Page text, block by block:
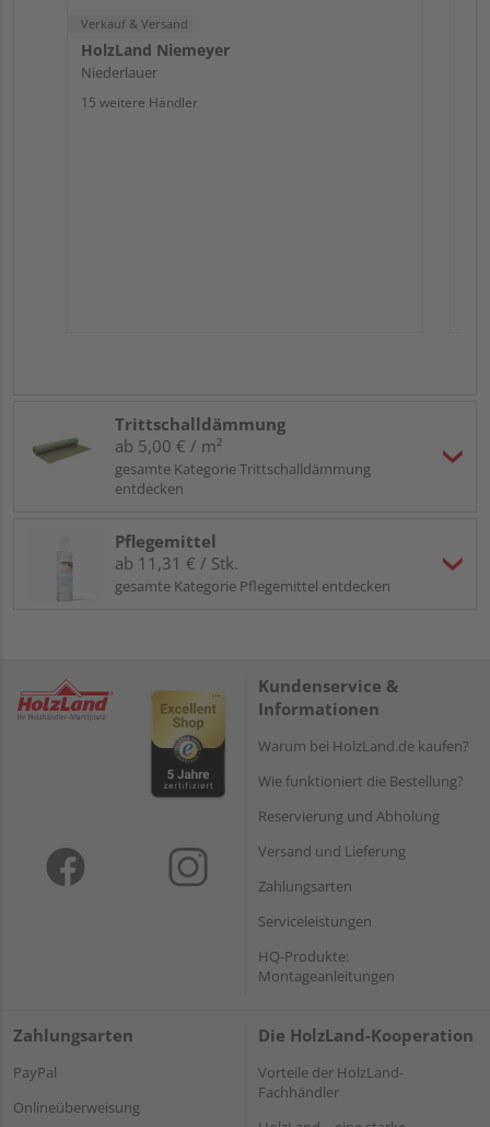
Verkauf & Versand
HolzLand Niemeyer
Niederlauer
15 weitere Händler
Trittschalldämmung
ab 5,00 € / m²
gesamte Kategorie Trittschalldämmung
entdecken
Pflegemittel
ab 11,31 € / Stk.
gesamte Kategorie Pflegemittel entdecken
Kundenservice &
Informationen
Warum bei HolzLand.de kaufen?
Wie funktioniert die Bestellung?
Reservierung und Abholung
Versand und Lieferung
Zahlungsarten
Serviceleistungen
HQ-Produkte:
Montageanleitungen
Zahlungsarten
PayPal
Onlineüberweisung
Die HolzLand-Kooperation
Vorteile der HolzLand-
Fachhändler